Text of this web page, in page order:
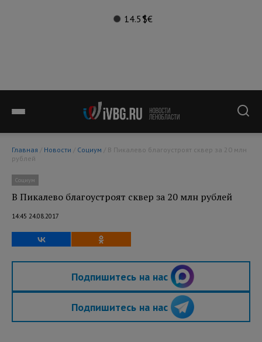
14.5°$€
Главная / Новости / Социум
рублей
Социум
В Пикалево благоустроят сквер за 20 млн рублей
14:45 24.08.2017
Подпишитесь на нас
Подпишитесь на нас